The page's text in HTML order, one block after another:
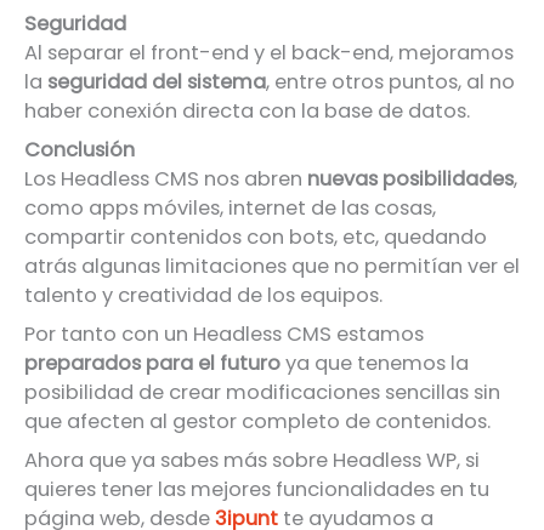
Seguridad
Al separar el front-end y el back-end, mejoramos
la seguridad del sistema, entre otros puntos, al no
haber conexión directa con la base de datos.
Conclusión
Los Headless CMS nos abren nuevas posibilidades,
como apps móviles, internet de las cosas,
compartir contenidos con bots, etc, quedando
atrás algunas limitaciones que no permitían ver el
talento y creatividad de los equipos.
Por tanto con un Headless CMS estamos
preparados para el futuroya que tenemos la
posibilidad de crear modificaciones sencillas sin
que afecten al gestor completo de contenidos.
Ahora que ya sabes más sobre Headless WP, si
quieres tener las mejores funcionalidades en tu
página web, desde3ipunt te ayudamos a